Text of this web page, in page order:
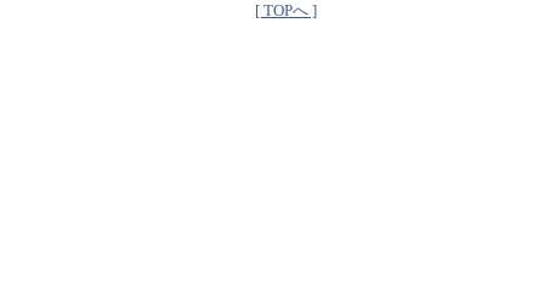
[ TOPへ ]